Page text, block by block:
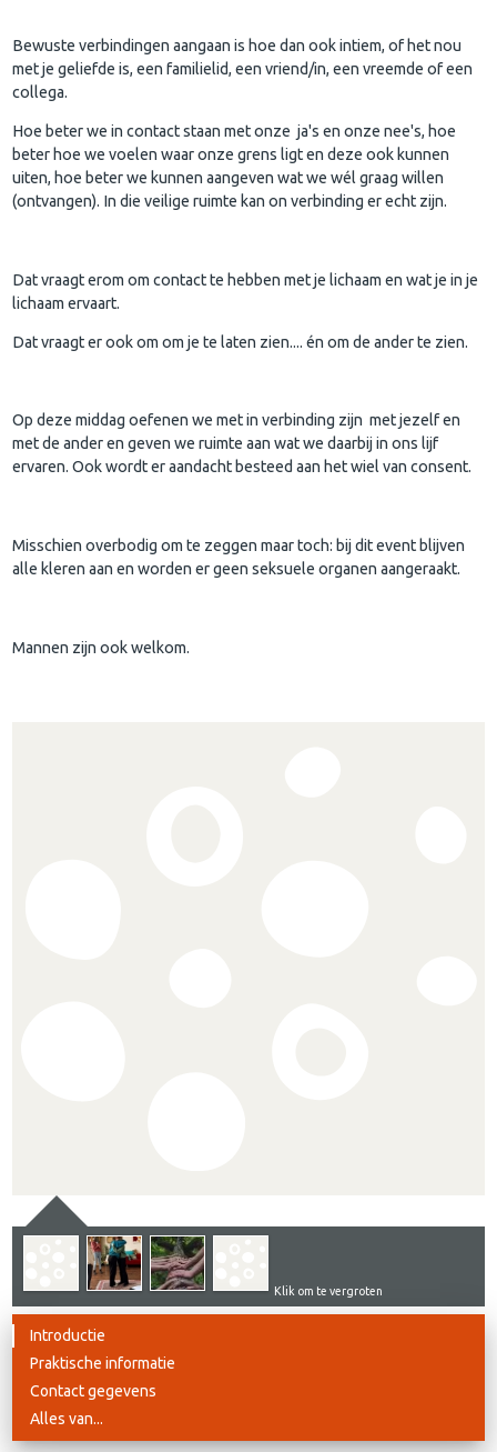
Bewuste verbindingen aangaan is hoe dan ook intiem, of het nou
met je geliefde is, een familielid, een vriend/in, een vreemde of een
collega.
Hoe beter we in contact staan met onze ja's en onze nee's, hoe
beter hoe we voelen waar onze grens ligt en deze ook kunnen
uiten, hoe beter we kunnen aangeven wat we wél graag willen
(ontvangen). In die veilige ruimte kan on verbinding er echt zijn.
Dat vraagt erom om contact te hebben met je lichaam en wat je in je
lichaam ervaart.
Dat vraagt er ook om om je te laten zien.... én om de ander te zien.
Op deze middag oefenen we met in verbinding zijn met jezelf en
met de ander en geven we ruimte aan wat we daarbij in ons lijf
ervaren. Ook wordt er aandacht besteed aan het wiel van consent.
Misschien overbodig om te zeggen maar toch: bij dit event blijven
alle kleren aan en worden er geen seksuele organen aangeraakt.
Mannen zijn ook welkom.
Klik om te vergroten
Introductie
Praktische informatie
Contact gegevens
Alles van...